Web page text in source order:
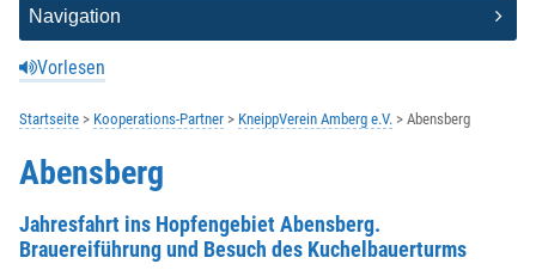
Vorlesen
Startseite Kooperations-Partner KneippVerein Amberg e.V. Abensberg
Abensberg
Jahresfahrt ins Hopfengebiet Abensberg.
Brauereiführung und Besuch des Kuchelbauerturms